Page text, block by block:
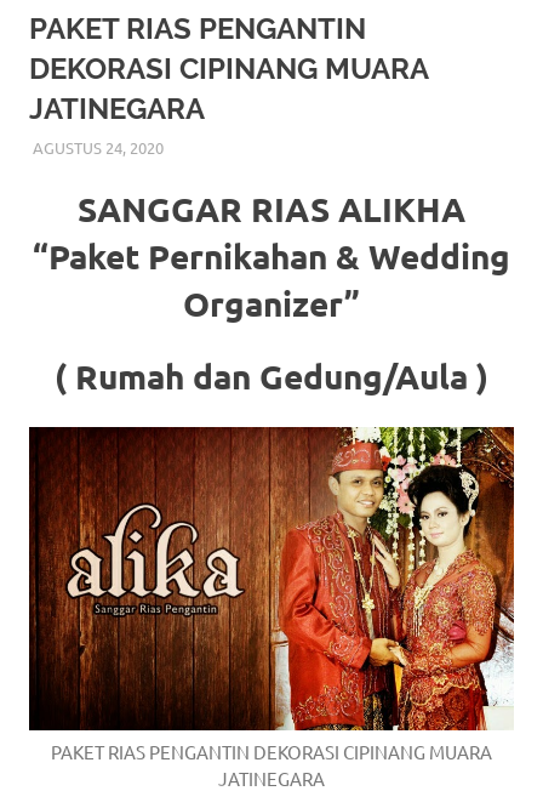
More
hints
rolex
replica.
website
https://www.watchesf.com
learn
more
about
https://www.watchesb.com.
go
to
these
guys
https://
PAKET RIAS PENGANTIN
DEKORASI CIPINANG MUARA
JATINEGARA
AGUSTUS 24, 2020RIASALIKHA
RIAS PENGANTIN
SANGGAR RIAS ALIKHA
“Paket Pernikahan & Wedding
Organizer”
( Rumah dan Gedung/Aula )
PAKET RIAS PENGANTIN DEKORASI CIPINANG MUARA
JATINEGARA